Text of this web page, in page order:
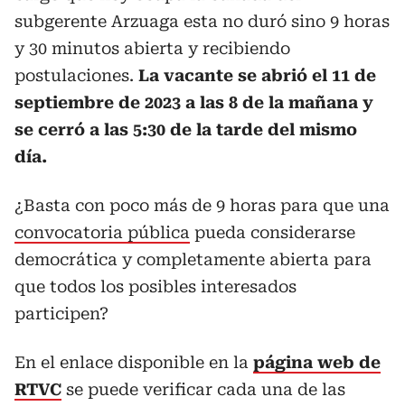
subgerente Arzuaga esta no duró sino 9 horas
y 30 minutos abierta y recibiendo
postulaciones. La vacante se abrió el 11 de
septiembre de 2023 a las 8 de la mañana y
se cerró a las 5:30 de la tarde del mismo
día.
¿Basta con poco más de 9 horas para que una
convocatoria pública pueda considerarse
democrática y completamente abierta para
que todos los posibles interesados
participen?
En el enlace disponible en la página web de
RTVC se puede verificar cada una de las